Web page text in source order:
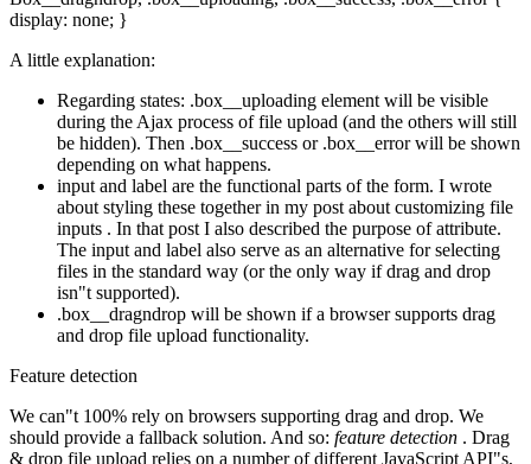
display: none; }
A little explanation:
Regarding states: .box__uploading element will be visible
during the Ajax process of file upload (and the others will still
be hidden). Then .box__success or .box__error will be shown
depending on what happens.
input and label are the functional parts of the form. I wrote
about styling these together in my post about customizing file
inputs . In that post I also described the purpose of attribute.
The input and label also serve as an alternative for selecting
files in the standard way (or the only way if drag and drop
isn"t supported).
.box__dragndrop will be shown if a browser supports drag
and drop file upload functionality.
Feature detection
We can"t 100% rely on browsers supporting drag and drop. We
should provide a fallback solution. And so: feature detection . Drag
& drop file upload relies on a number of different JavaScript API"s,